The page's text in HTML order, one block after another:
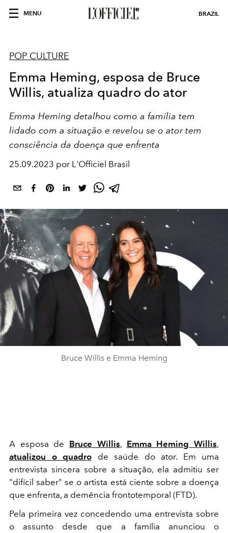
MENU BRAZIL
POP CULTURE
Emma Heming, esposa de Bruce
Willis, atualiza quadro do ator
Emma Heming detalhou como a família tem
lidado com a situação e revelou se o ator tem
consciência da doença que enfrenta
25.09.2023 por L'Officiel Brasil
Bruce Willis e Emma Heming
A esposa de Bruce Willis, Emma Heming Willis,
atualizou o quadro de saúde do ator. Em uma
entrevista sincera sobre a situação, ela admitiu ser
"difícil saber" se o artista está ciente sobre a doença
que enfrenta, a demência frontotemporal (FTD).
Pela primeira vez concedendo uma entrevista sobre
o assunto desde que a família anunciou o